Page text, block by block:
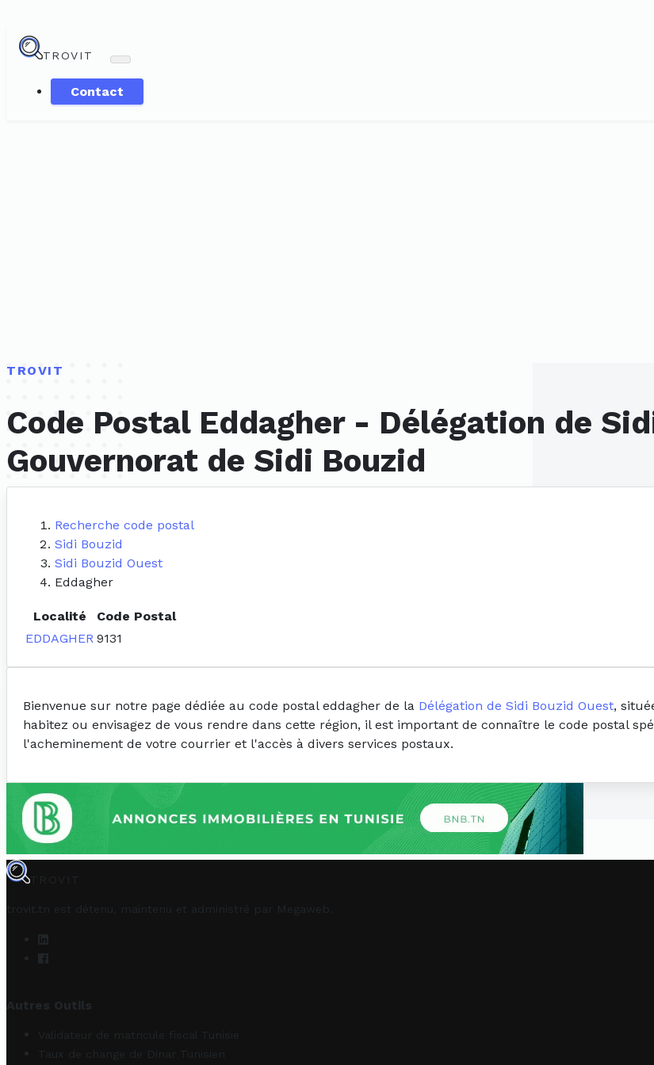
TROVIT
Contact
TROVIT
Code Postal Eddagher - Délégation de
Gouvernorat de Sidi Bouzid
Recherche code postal
Sidi Bouzid
Sidi Bouzid Ouest
Eddagher
Localité
Code Postal
EDDAGHER 9131
Bienvenue sur notre page dédiée au code postal eddagher de la Délégation de Sidi Bouzid Ouest,
habitez ou envisagez de vous rendre dans cette région, il est important de connaître le code postal
l'acheminement de votre courrier et l'accès à divers services postaux.
TROVIT
trovit.tn est détenu, maintenu et administré par Megaweb
Autres Outils
Validateur de matricule fiscal Tunisie
Taux de change de Dinar Tunisien